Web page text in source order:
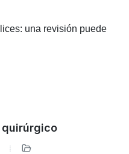
una revisión puede
quirúrgico